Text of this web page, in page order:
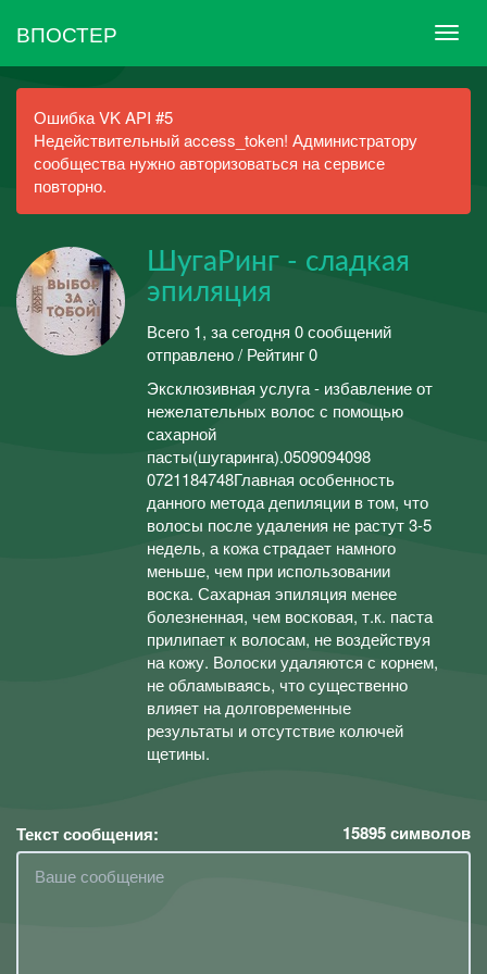
ВПОСТЕР
Ошибка VK API #5
Недействительный access_token! Администратору
сообщества нужно авторизоваться на сервисе
повторно.
ШугаРинг - сладкая
эпиляция
Всего 1, за сегодня 0 сообщений
отправлено / Рейтинг 0
Эксклюзивная услуга - избавление от
нежелательных волос с помощью
сахарной
пасты(шугаринга).0509094098
0721184748Главная особенность
данного метода депиляции в том, что
волосы после удаления не растут 3-5
недель, а кожа страдает намного
меньше, чем при использовании
воска. Сахарная эпиляция менее
болезненная, чем восковая, т.к. паста
прилипает к волосам, не воздействуя
на кожу. Волоски удаляются с корнем,
не обламываясь, что существенно
влияет на долговременные
результаты и отсутствие колючей
щетины.
Текст сообщения: 15895символов